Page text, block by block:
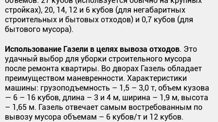
стройках), 20, 14, 12 и 6 кубов (для негабаритных
строительных и бытовых отходов) и 0,7 кубов (для
бытового мусора).
Использование Газели в целях вывоза отходов. Это
удачный выбор для уборки строительного мусора
после ремонта квартиры. Во дворах Газель обладает
преимуществом маневренности. Характеристики
машины: грузоподъемность – 1,5 – 3,0 т, объем кузова
— 6 – 16 кубов, длина – 3 и 4 м, ширина – 1,9 м, высота
– 1,65 м. Газель отвечает самым востребованным по
вывозу мусора объемам – 6 кубов/т и 12 кубов.